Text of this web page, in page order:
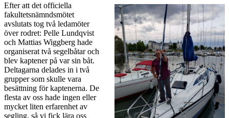
Efter att det officiella
fakultetsnämndsmötet
avslutats tog två ledamöter
över rodret: Pelle Lundqvist
och Mattias Wiggberg hade
organiserat två segelbåtar och
blev kaptener på var sin båt.
Deltagarna delades in i två
grupper som skulle vara
besättning för kaptenerna. De
flesta av oss hade ingen eller
mycket liten erfarenhet av
segling, så vi fick lära oss